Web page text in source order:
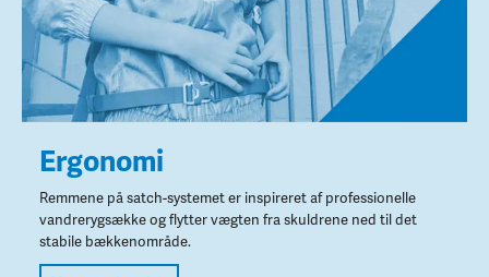
Ergonomi
Remmene på satch-systemet er inspireret af professionelle
vandrerygsække og flytter vægten fra skuldrene ned til det
stabile bækkenområde.